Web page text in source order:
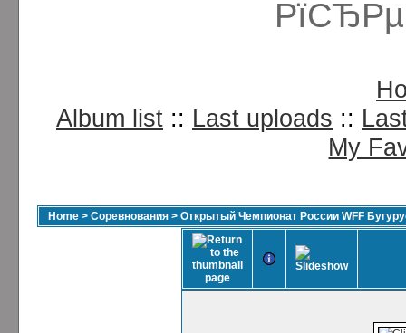
Album list :: Last uploads ::
My
Home > Соревнования > Открытый Чемпионат России WFF